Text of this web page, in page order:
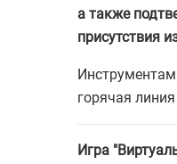
а также
присутствия
горячая
Игра